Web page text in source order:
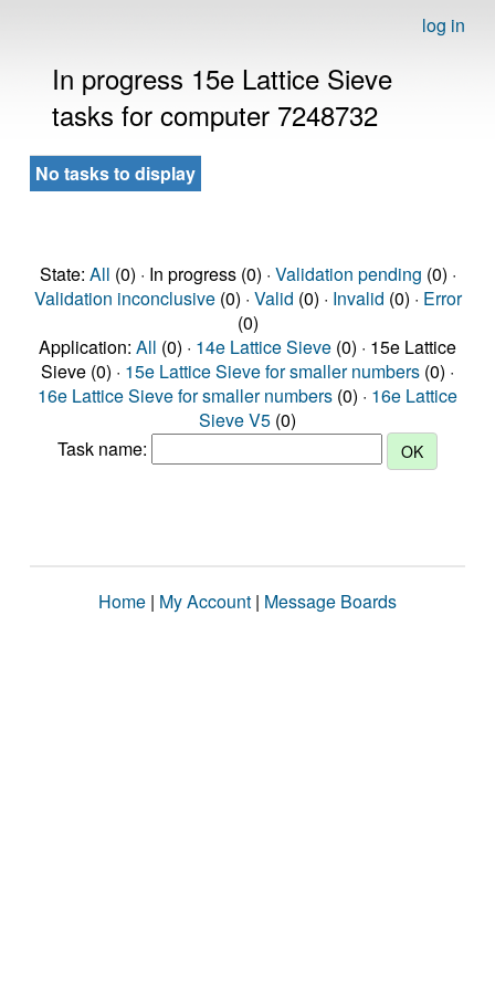
log in
In progress 15e Lattice Sieve
tasks for computer 7248732
No tasks to display
State: All (0) · In progress (0) · Validation pending (0) ·
Validation inconclusive(0) · Valid (0) · Invalid (0) · Error
(0)
Application: All (0) · 14e Lattice Sieve (0) · 15e Lattice
Sieve (0) · 15e Lattice Sieve for smaller numbers (0) ·
16e Lattice Sieve for smaller numbers (0) · 16e Lattice
Sieve V5 (0)
Task name:
Home | My Account | Message Boards